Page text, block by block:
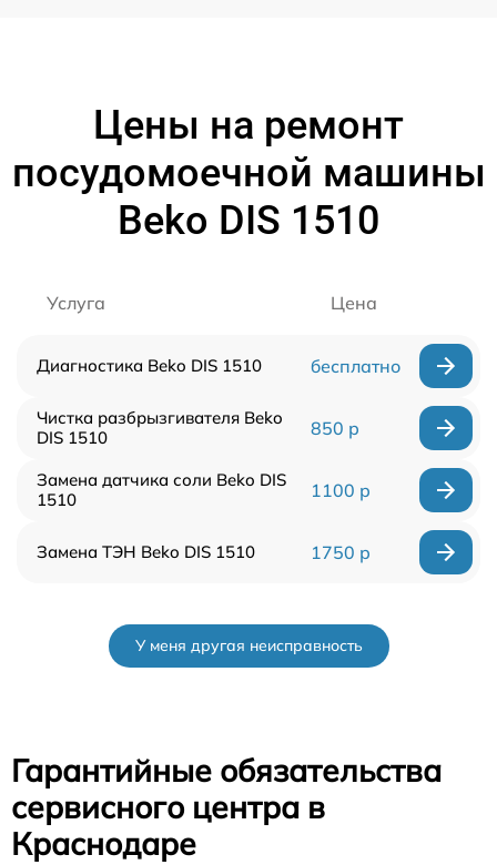
Цены на ремонт
посудомоечной машины
Beko DIS 1510
Услуга Цена
Диагностика Beko DIS 1510 бесплатно
Чистка разбрызгивателя Beko
DIS 1510
850 р
Замена датчика соли Beko DIS
1510
1100 р
Замена ТЭН Beko DIS 1510 1750 р
У меня другая неисправность
Гарантийные обязательства
сервисного центра в
Краснодаре